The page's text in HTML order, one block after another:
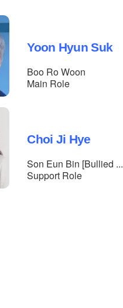
Yoon Hyun Suk
Boo Ro Woon
Main Role
Choi Ji Hye
Son Eun Bin [Bullied ...
Support Role